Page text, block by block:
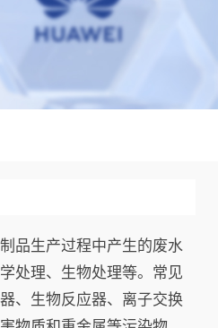
品生产过程中产生的废水
处理、生物处理等。常见
、生物反应器、离子交换